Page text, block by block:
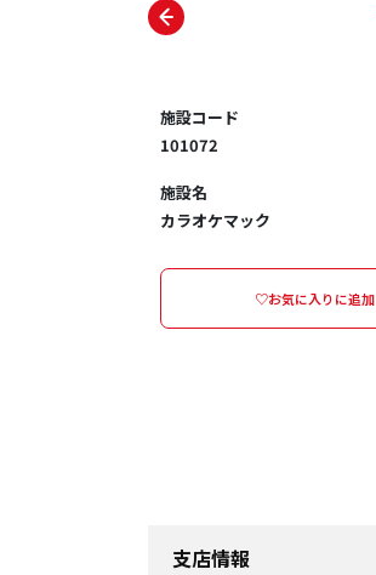
施設コード
101072
施設名
カラオケマック
♡お気に入りに追加
支店情報